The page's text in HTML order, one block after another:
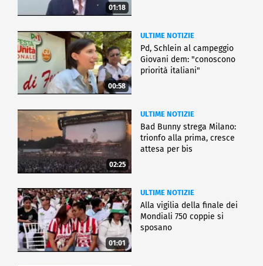
01:18
00:58
ULTIME NOTIZIE
Pd, Schlein al campeggio
Giovani dem: "conoscono
priorità italiani"
02:25
ULTIME NOTIZIE
Bad Bunny strega Milano:
trionfo alla prima, cresce
attesa per bis
01:01
ULTIME NOTIZIE
Alla vigilia della finale dei
Mondiali 750 coppie si
sposano